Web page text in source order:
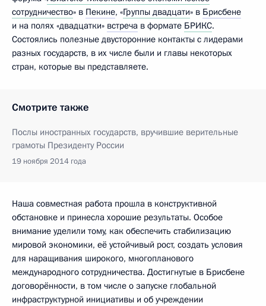
сотрудничество» в Пекине, «Группы двадцати» в Брисбене
и на полях «двадцатки» встреча в формате БРИКС.
Состоялись полезные двусторонние контакты с лидерами
разных государств, в их числе были и главы некоторых
стран, которые вы представляете.
Смотрите также
Послы иностранных государств, вручившие верительные
грамоты Президенту России
19 ноября 2014 года
Наша совместная работа прошла в конструктивной
обстановке и принесла хорошие результаты. Особое
внимание уделили тому, как обеспечить стабилизацию
мировой экономики, её устойчивый рост, создать условия
для наращивания широкого, многопланового
международного сотрудничества. Достигнутые в Брисбене
договорённости, в том числе о запуске глобальной
инфраструктурной инициативы и об учреждении